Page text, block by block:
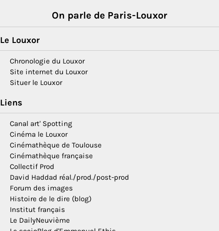
On parle de Paris-Louxor
Le Louxor
Chronologie du Louxor
Site internet du Louxor
Situer le Louxor
Liens
Canal art' Spotting
Cinéma le Louxor
Cinémathèque de Toulouse
Cinémathèque française
Collectif Prod
David Haddad réal./prod./post-prod
Forum des images
Histoire de le dire (blog)
Institut français
Le DailyNeuvième